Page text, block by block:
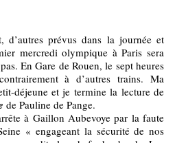
mercredi olympique à Paris sera
En Gare de Rouen, le sept heures
à d’autres trains. Ma
déjeune et je termine la lecture de
de Pauline de Pange.
à Gaillon Aubevoye par la faute
« engageant la sécurité de nos